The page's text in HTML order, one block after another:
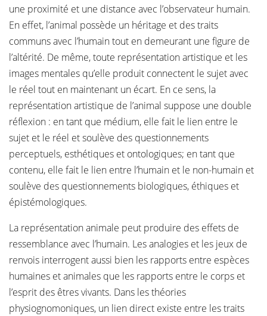
une proximité et une distance avec l’observateur humain.
En effet, l’animal possède un héritage et des traits
communs avec l’humain tout en demeurant une figure de
l’altérité. De même, toute représentation artistique et les
images mentales qu’elle produit connectent le sujet avec
le réel tout en maintenant un écart. En ce sens, la
représentation artistique de l’animal suppose une double
réflexion : en tant que médium, elle fait le lien entre le
sujet et le réel et soulève des questionnements
perceptuels, esthétiques et ontologiques; en tant que
contenu, elle fait le lien entre l’humain et le non-humain et
soulève des questionnements biologiques, éthiques et
épistémologiques.
La représentation animale peut produire des effets de
ressemblance avec l’humain. Les analogies et les jeux de
renvois interrogent aussi bien les rapports entre espèces
humaines et animales que les rapports entre le corps et
l’esprit des êtres vivants. Dans les théories
physiognomoniques, un lien direct existe entre les traits